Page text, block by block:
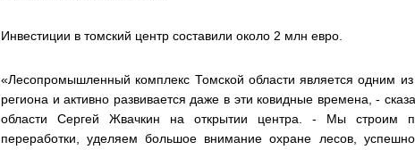
Инвестиции в томский центр составили около 2 млн евро.
«Лесопромышленный комплекс Томской области является одним из
региона и активно развивается даже в эти ковидные времена, -
области Сергей Жвачкин на открытии центра. - Мы строим
переработки, уделяем большое внимание охране лесов,